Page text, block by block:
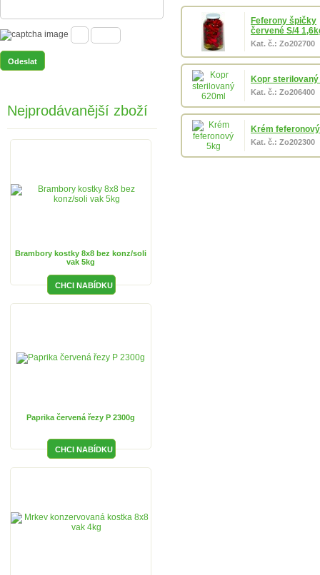
Feferony špičky
červené S/4
Kat. č.: Zo202700
Kopr
Kat. č.: Zo206400
Krém
Kat. č.: Zo202300
Nejprodávanější zboží
Brambory kostky 8x8 bez konz/soli
vak 5kg
Paprika červená řezy P 2300g